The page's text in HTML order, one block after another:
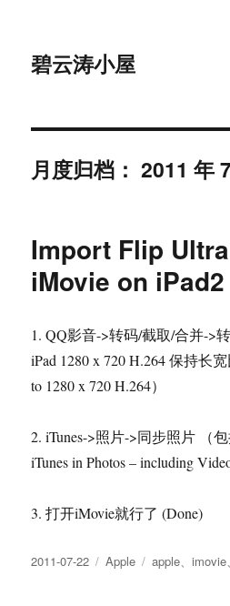
碧云涛小屋
月度归档：2011 年
Import Flip
iMovie on iPad2
1. QQ影音->转码/截取/合并->
iPad 1280 x 720 H.264 保持长
to 1280 x 720 H.264）
2. iTunes->照片->同步照片 （
iTunes in Photos – including
3. 打开iMovie就行了 (Done)
发
2011-07-22
分
Apple
标
apple、imovie